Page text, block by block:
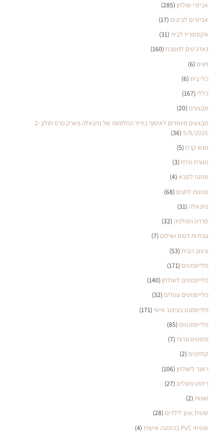
אביזרי שולחן (285)
אביזרים לביצים (17)
אקססוריז לבית (31)
גאדג'טים למטבח (160)
חגים (6)
כלי בית (6)
כללי (167)
מבצעים (20)
מבצעים מיוחדים לאיסוף ביריד החלומות של נתנאלה פארק פרס חולון 2-
5/9/2026
(36)
מגש קרח (5)
מנורת מלח (3)
מתנה לסבא (4)
מתנות לחגים (68)
נתנאלה (31)
סדרת הפולניה (32)
עבודות דפוס ושילוט (7)
עיצוב הבית (53)
פלייסמטים (171)
פלייסמטים לשולחן (140)
פלייסמטים עגולים (32)
פלייסמנט בעיצוב אישי (171)
פלייסמנטים (85)
פמוטים ונרות (7)
קולפנים (2)
ראנר לשולחן (106)
ריהוט משלים (27)
שונות (2)
שטיח pvc לילדים
(28)
שטיחי PVC בהזמנה אישית
(4)